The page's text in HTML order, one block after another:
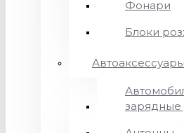
Фонари
Блоки
Автоаксессуары
зарядные